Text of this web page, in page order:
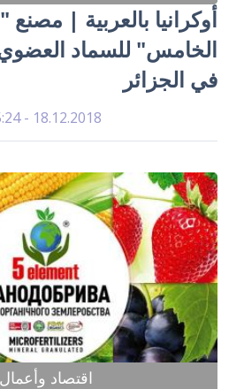
أوكرانيا بالعربية | مصنع
الخامس" للسماد العضوي
في الجزائر
18.12.2018 - 15:24
اقتصاد وأعمال